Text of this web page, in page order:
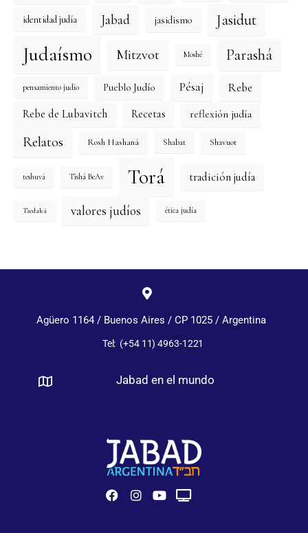
identidad judía Jabad jasidismo Jasidut
Judaísmo Mitzvot Moshé Parashá
pensamiento judío Pueblo Judío Pésaj Rebe
Rebe de Lubavitch Recetas reflexión judía
Relatos Rosh Hashaná Shabat Shavuot
teshuvá Tishá BeAv Torá tradición judía
Tzedaká valores judíos ética judía
Agüero 1164 / Buenos Aires / CP 1025 / Argentina
Tel: (+54 11) 4963-1221
Jabad en el mundo